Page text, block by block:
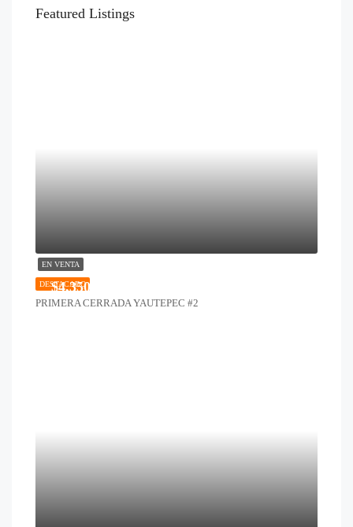
Featured Listings
EN VENTA
DESTACADO
$4,350,000
PRIMERA CERRADA YAUTEPEC #2